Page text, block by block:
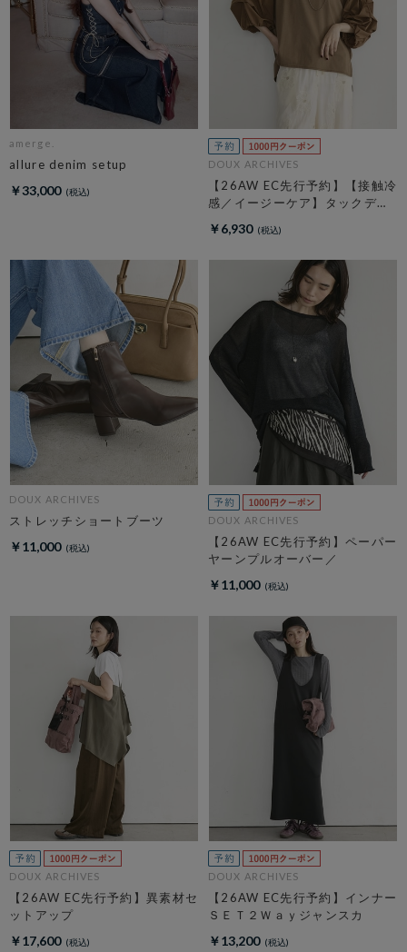
amerge.
allure denim setup
￥33,000
DOUX ARCHIVES
【26AW EC先行予約】【接触冷
感／イージーケア】タックデザ
￥6,930
DOUX ARCHIVES
ストレッチショートブーツ
￥11,000
DOUX ARCHIVES
【26AW EC先行予約】ペーパー
ヤーンプルオーバー／
￥11,000
DOUX ARCHIVES
【26AW EC先行予約】異素材セ
ットアップ
￥17,600
DOUX ARCHIVES
【26AW EC先行予約】インナー
ＳＥＴ２Ｗａｙジャンスカ
￥13,200